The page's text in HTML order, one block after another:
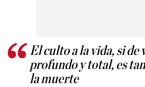
El culto a la vida, si de
profundo y total, es
la muerte